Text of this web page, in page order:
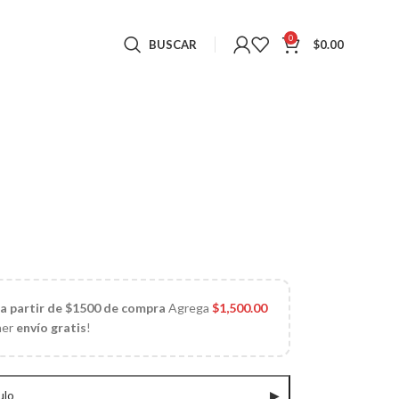
BUSCAR 0 $0.00
partir de $1500 de compra Agrega$1,500.00
envío gratis!
▶